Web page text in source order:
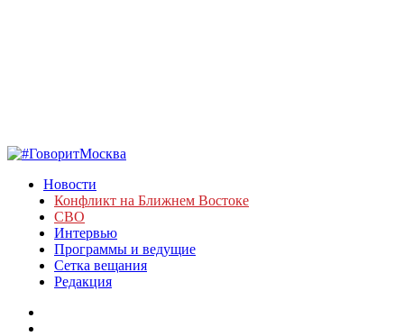
Новости
Конфликт на Ближнем Востоке
СВО
Интервью
Программы и ведущие
Сетка вещания
Редакция